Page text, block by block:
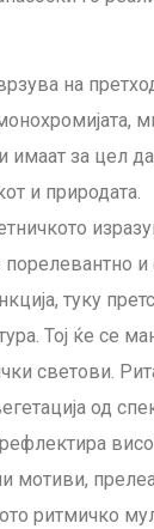
на
имаат за цел да
и природата.
туку
Тој ќе се
светови.
од
мотиви,
ритмичко